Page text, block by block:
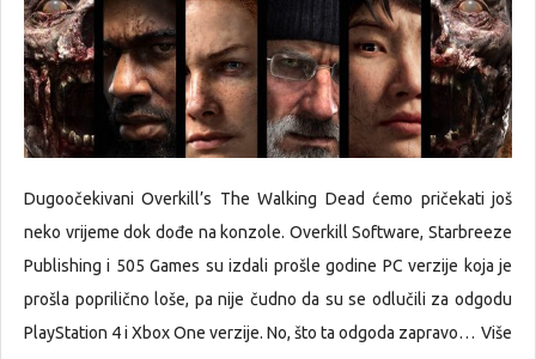
Dugoočekivani Overkill’s The Walking Dead ćemo pričekati još
neko vrijeme dok dođe na konzole. Overkill Software, Starbreeze
Publishing i 505 Games su izdali prošle godine PC verzije koja je
prošla poprilično loše, pa nije čudno da su se odlučili za odgodu
PlayStation 4 i Xbox One verzije. No, što ta odgoda zapravo… Više